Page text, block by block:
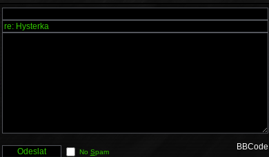
No Spam
BBCode